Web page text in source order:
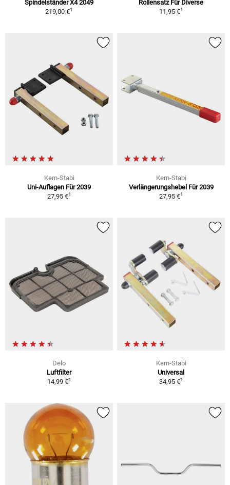
Spindelständer X4 2049
219,00 €1
Rollensatz Für Diverse
11,95 €1
Kern-Stabi
Uni-Auflagen Für 2039
27,95 €1
Kern-Stabi
Verlängerungshebel Für 2039
27,95 €1
Delo
Luftfilter
14,99 €1
Kern-Stabi
Universal
34,95 €1